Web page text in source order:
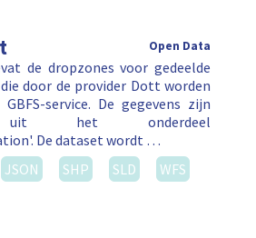
Open Data
de dropzones voor gedeelde
door de provider Dott worden
service. De gegevens zijn
uit het onderdeel
De dataset wordt …
JSON SHP SLD
WFS